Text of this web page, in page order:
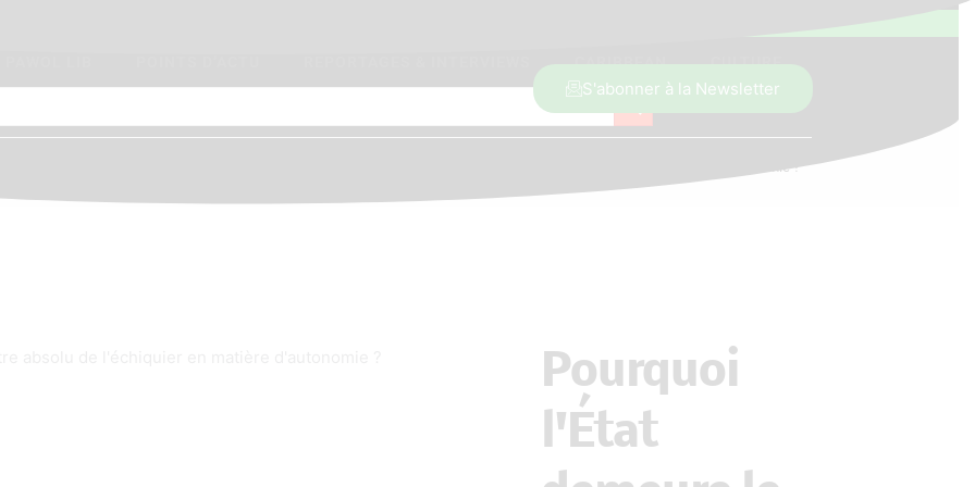
S'abonner à la Newsletter
Search Button
Pourquoi l’Etat demeure le maître absolu de l’échiquier en matière d’autonomie ?
Pourquoi
l'État